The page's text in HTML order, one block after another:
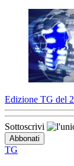
Edizione TG del
Sottoscrivi
TG